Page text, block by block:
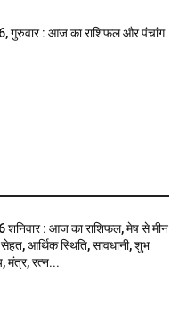
गुरुवार : आज का राशिफल और पंचांग
: आज का राशिफल, मेष से मीन
आर्थिक स्थिति, सावधानी, शुभ
मंत्र, रत्न...